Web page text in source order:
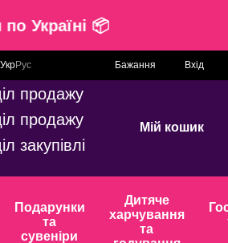
по Україні 📦
УкрРус Бажання Вхід
продажу
продажу
закупівлі
Мій кошик
Подарунки
та
сувеніри
Дитяче
харчування
та